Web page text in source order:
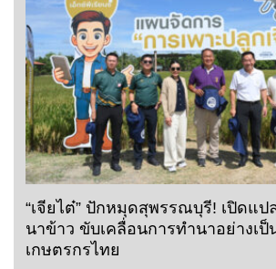
“เจียไต๋” ปักหมุดสุพรรณบุรี! เปิดแ
นาข้าว ขับเคลื่อนการทำนาอย่างเ
เกษตรกรไทย